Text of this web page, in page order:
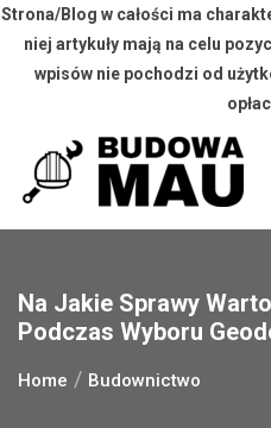
Strona/Blog w całości ma
niej artykuły mają na celu
wpisów nie pochodzi od
content
Na Jakie Sprawy
Podczas Wyboru
Home Budownictwo